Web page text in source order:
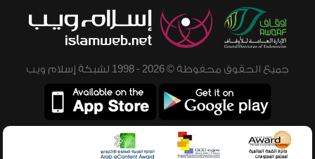
جميع الحقوق محفوظة © 2026 - 1998 لشبكة إسلام ويب